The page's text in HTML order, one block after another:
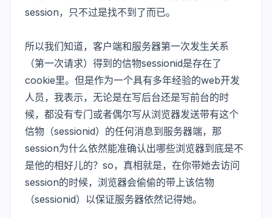
session，只不过是找不到了而已。
所以我们知道，客户端和服务器第一次发生关系
（第一次请求）得到的信物sessionid是存在了
cookie里。但是作为一个具有多年经验的web开发
人员，我表示，无论是在写后台还是写前台的时
候，都没有专门或者偶尔写从浏览器发送带有这个
信物（sessionid）的任何消息到服务器端，那
session为什么依然能准确认出哪些浏览器到底是不
是他的相好儿的？so，真相就是，在你带她去访问
session的时候，浏览器会偷偷的带上该信物
（sessionid）以保证服务器依然记得她。